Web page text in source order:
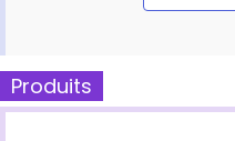
Produits